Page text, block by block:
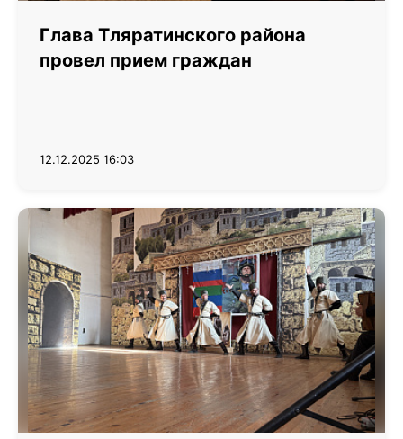
Глава Тляратинского района
провел прием граждан
12.12.2025 16:03